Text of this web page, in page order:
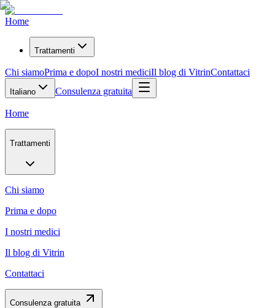
Home
Trattamenti
Chi siamoPrima e dopoI nostri mediciIl blog di VitrinContattaci
Italiano Consulenza gratuita
Home
Trattamenti
Chi siamo
Prima e dopo
I nostri medici
Il blog di Vitrin
Contattaci
Consulenza gratuita